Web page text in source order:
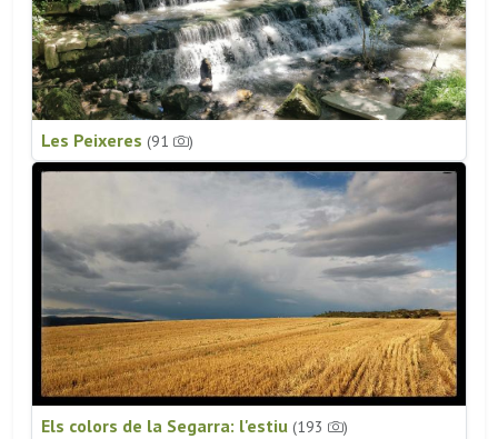
Les Peixeres (91 )
Els colors de la Segarra: l'estiu (193 )